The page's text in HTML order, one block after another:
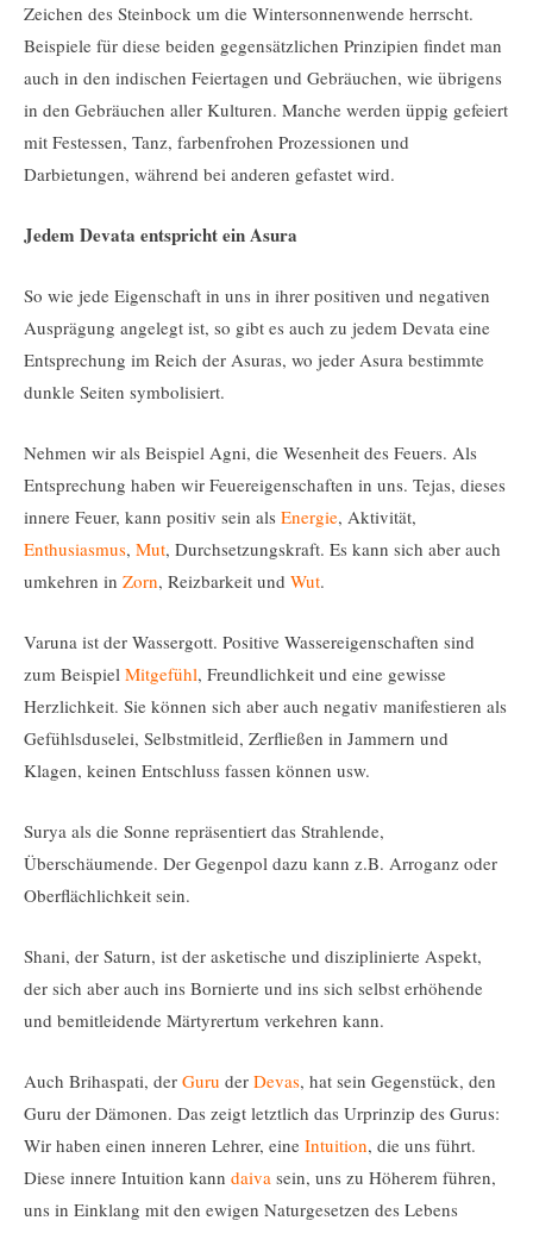
Zeichen des Steinbock um die Wintersonnenwende herrscht.
Beispiele für diese beiden gegensätzlichen Prinzipien findet man
auch in den indischen Feiertagen und Gebräuchen, wie übrigens
in den Gebräuchen aller Kulturen. Manche werden üppig gefeiert
mit Festessen, Tanz, farbenfrohen Prozessionen und
Darbietungen, während bei anderen gefastet wird.
Jedem Devata entspricht ein Asura
So wie jede Eigenschaft in uns in ihrer positiven und negativen
Ausprägung angelegt ist, so gibt es auch zu jedem Devata eine
Entsprechung im Reich der Asuras, wo jeder Asura bestimmte
dunkle Seiten symbolisiert.
Nehmen wir als Beispiel Agni, die Wesenheit des Feuers. Als
Entsprechung haben wir Feuereigenschaften in uns. Tejas, dieses
innere Feuer, kann positiv sein als Energie, Aktivität,
Enthusiasmus, Mut, Durchsetzungskraft. Es kann sich aber auch
umkehren in Zorn, Reizbarkeit und Wut.
Varuna ist der Wassergott. Positive Wassereigenschaften sind
zum Beispiel Mitgefühl, Freundlichkeit und eine gewisse
Herzlichkeit. Sie können sich aber auch negativ manifestieren als
Gefühlsduselei, Selbstmitleid, Zerfließen in Jammern und
Klagen, keinen Entschluss fassen können usw.
Surya als die Sonne repräsentiert das Strahlende,
Überschäumende. Der Gegenpol dazu kann z.B. Arroganz oder
Oberflächlichkeit sein.
Shani, der Saturn, ist der asketische und disziplinierte Aspekt,
der sich aber auch ins Bornierte und ins sich selbst erhöhende
und bemitleidende Märtyrertum verkehren kann.
Auch Brihaspati, der Guru der Devas, hat sein Gegenstück, den
Guru der Dämonen. Das zeigt letztlich das Urprinzip des Gurus:
Wir haben einen inneren Lehrer, eine Intuition, die uns führt.
Diese innere Intuition kann daiva sein, uns zu Höherem führen,
uns in Einklang mit den ewigen Naturgesetzen des Lebens